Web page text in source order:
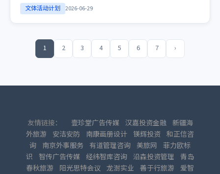
文体活动计划 2026-06-29
1 2 3 4 5 6 7 ›
友情链接： 壹珍堂广告传媒 汉嘉投资金融
新疆海
外旅游
安洁安防 南康画册设计 镁辉投资 和正信咨
询
南京外事服务 有道管理咨询 美旅网
菲力欧标
识
智传广告传媒 经纬智库咨询 沿森投资管理
青岛
春秋旅游
阳光思特会议 龙澍实业 善于行旅游
爱智